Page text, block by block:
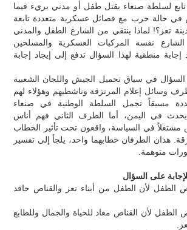
لسلطة صنعاء بقتل طفل أو مدني بريء فيما
في حالة حرب مع فصائل عسكرية متعددة تابعة
تعز؟! لماذا ينتقي من الشارع الطفل والمدني
نفسه المركبات العسكرية والمسلحين
منطقية لهذا السؤال تدفع إلى إيجاد إجابة
في سياق تحميل الجيش واللجان الشعبية
وسائل إعلام المرتزقة وناشطيهم وهؤلاء لهم
مسبقاً تحمل السلطة الوطنية في صنعاء
في اليمن، أما الطرف الثاني فهم أناس
في السياسة، واقعون تحت تأثير الخطاب
هذان الطرفان خطابهما واحد، يلجأ إلى تفسير
متوهمة.
على السؤال
الطفل لأن الطفل من أبناء تعز والقناص حاقد
الطفل لأن القناص معاد للحياة والجمال وللطابع